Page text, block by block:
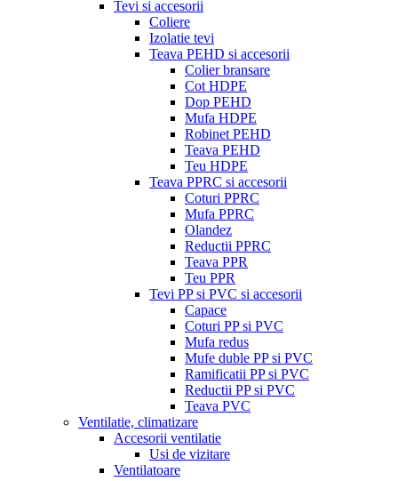
Tevi si accesorii
Coliere
Izolatie tevi
Teava PEHD si accesorii
Colier bransare
Cot HDPE
Dop PEHD
Mufa HDPE
Robinet PEHD
Teava PEHD
Teu HDPE
Teava PPRC si accesorii
Coturi PPRC
Mufa PPRC
Olandez
Reductii PPRC
Teava PPR
Teu PPR
Tevi PP si PVC si accesorii
Capace
Coturi PP si PVC
Mufa redus
Mufe duble PP si PVC
Ramificatii PP si PVC
Reductii PP si PVC
Teava PVC
Ventilatie, climatizare
Accesorii ventilatie
Usi de vizitare
Ventilatoare